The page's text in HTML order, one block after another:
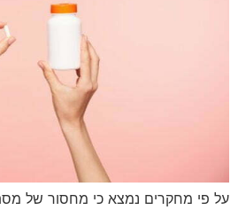
על פי מחקרים נמצא כי מחסור של